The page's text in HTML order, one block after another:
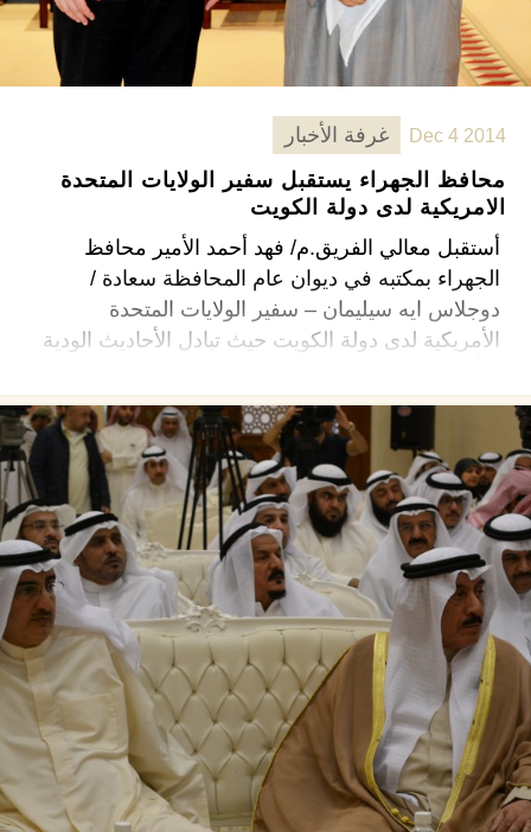
Dec 4 2014
غرفة الأخبار
محافظ الجهراء يستقبل سفير الولايات المتحدة
الامريكية لدى دولة الكويت
أستقبل معالي الفريق.م/ فهد أحمد الأمير محافظ
الجهراء بمكتبه في ديوان عام المحافظة سعادة /
دوجلاس ايه سيليمان – سفير الولايات المتحدة
الأمريكية لدى دولة الكويت حيث تبادل الأحاديث الودية